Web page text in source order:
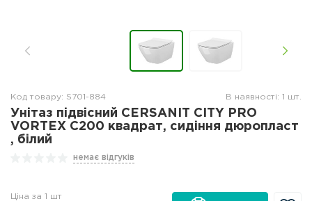
Код товару: S701-884 В наявності: 1 шт.
Унітаз підвісний CERSANIT CITY PRO
VORTEX C200 квадрат, сидіння дюропласт
, білий
немає відгуків
Ціна за 1 шт